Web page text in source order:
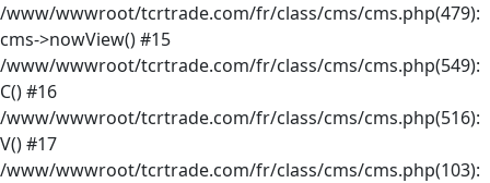
/www/wwwroot/tcrtrade.com/fr/class/cms/cms.php(479):
cms->nowView() #15
/www/wwwroot/tcrtrade.com/fr/class/cms/cms.php(549):
C() #16
/www/wwwroot/tcrtrade.com/fr/class/cms/cms.php(516):
V() #17
/www/wwwroot/tcrtrade.com/fr/class/cms/cms.php(103):